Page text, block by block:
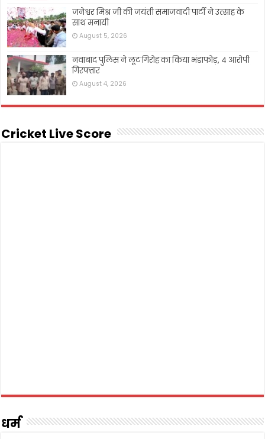
जनेश्वर मिश्र जी की जयंती समाजवादी पार्टी ने उत्साह के
साथ मनायी
August 5, 2026
नवाबाद पुलिस ने लूट गिरोह का किया भंडाफोड़, 4 आरोपी
गिरफ्तार
August 4, 2026
Cricket Live Score
धर्म